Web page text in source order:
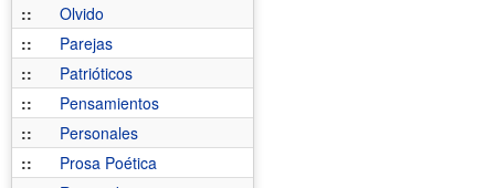
::
Olvido
::
Parejas
::
Patrióticos
::
Pensamientos
::
Personales
::
Prosa Poética